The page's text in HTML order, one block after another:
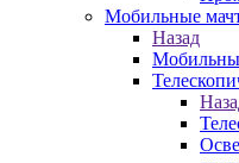
Мобильные
Назад